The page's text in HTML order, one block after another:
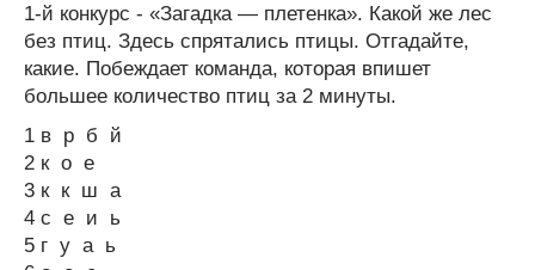
1-й конкурс - «Загадка — плетенка». Какой же лес
без птиц. Здесь спрятались птицы. Отгадайте,
какие. Побеждает команда, которая впишет
большее количество птиц за 2 минуты.
1 в р б й
2 к о е
3 к к ш а
4 с е и ь
5 г у а ь